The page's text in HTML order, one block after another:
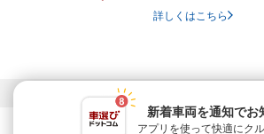
新着車両を通知でお
アプリを使って快適にク
詳しくはこちら
© Fabrica Communications Co.,